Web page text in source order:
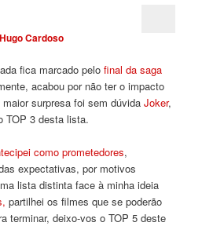
Hugo Cardoso
fica marcado pelofinal da saga
acabou por não ter o impacto
surpresa foi sem dúvidaJoker,
TOP 3 desta lista.
como prometedores,
expectativas, por motivos
lista distinta face à minha ideia
partilhei os filmes que se poderão
terminar, deixo-vos o TOP 5 deste